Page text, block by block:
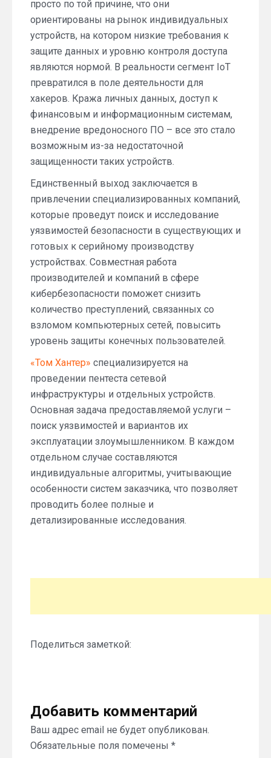
просто по той причине, что они
ориентированы на рынок индивидуальных
устройств, на котором низкие требования к
защите данных и уровню контроля доступа
являются нормой. В реальности сегмент IoT
превратился в поле деятельности для
хакеров. Кража личных данных, доступ к
финансовым и информационным системам,
внедрение вредоносного ПО – все это стало
возможным из-за недостаточной
защищенности таких устройств.
Единственный выход заключается в
привлечении специализированных компаний,
которые проведут поиск и исследование
уязвимостей безопасности в существующих и
готовых к серийному производству
устройствах. Совместная работа
производителей и компаний в сфере
кибербезопасности поможет снизить
количество преступлений, связанных со
взломом компьютерных сетей, повысить
уровень защиты конечных пользователей.
«Том Хантер» специализируется на
проведении пентеста сетевой
инфраструктуры и отдельных устройств.
Основная задача предоставляемой услуги –
поиск уязвимостей и вариантов их
эксплуатации злоумышленником. В каждом
отдельном случае составляются
индивидуальные алгоритмы, учитывающие
особенности систем заказчика, что позволяет
проводить более полные и
детализированные исследования.
Поделиться заметкой:
Добавить комментарий
Ваш адрес email не будет опубликован.
Обязательные поля помечены *